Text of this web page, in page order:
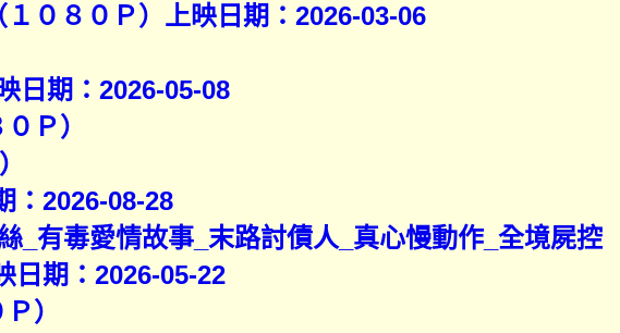
０８０Ｐ）上映日期：2026-03-06
日期：2026-05-08
Ｐ）
：2026-08-28
_有毒愛情故事_末路討債人_真心慢動作_全境屍控
日期：2026-05-22
）